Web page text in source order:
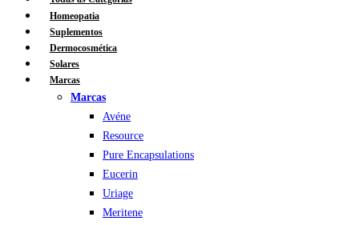
Homeopatia
Suplementos
Dermocosmética
Solares
Marcas
Marcas
Avéne
Resource
Pure Encapsulations
Eucerin
Uriage
Meritene